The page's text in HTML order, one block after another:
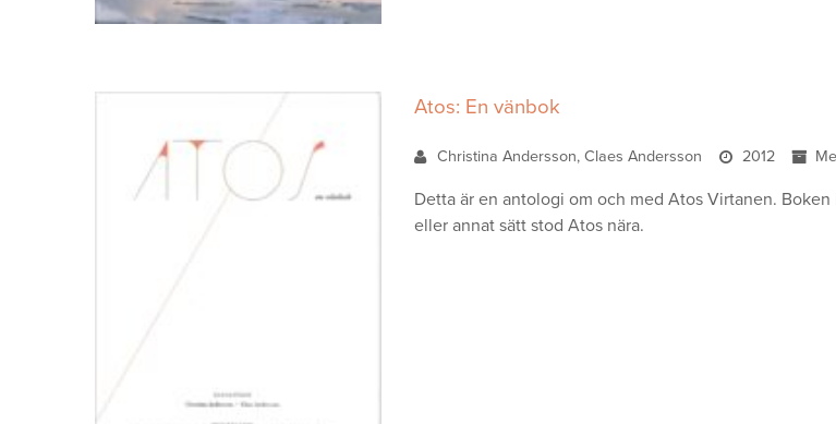
Atos: En vänbok
Christina Andersson, Claes Andersson 2012
Detta är en antologi om och med Atos Virtanen.
eller annat sätt stod Atos nära.